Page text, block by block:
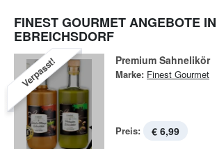
FINEST GOURMET ANGEBOTE IN
EBREICHSDORF
Verpasst! Premium Sahnelikör
Marke: Finest Gourmet
Preis: € 6,99